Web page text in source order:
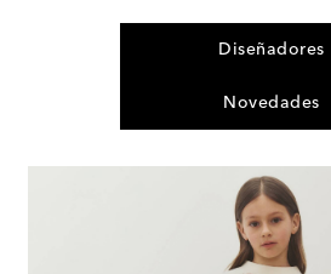
Diseñadores
Novedades